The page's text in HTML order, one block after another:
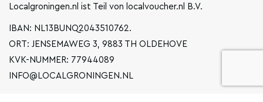
Localgroningen.nl ist Teil von localvoucher.nl B.V.
IBAN: NL13BUNQ2043510762.
ORT: JENSEMAWEG 3, 9883 TH OLDEHOVE
KVK-NUMMER: 77944089
INFO@LOCALGRONINGEN.NL